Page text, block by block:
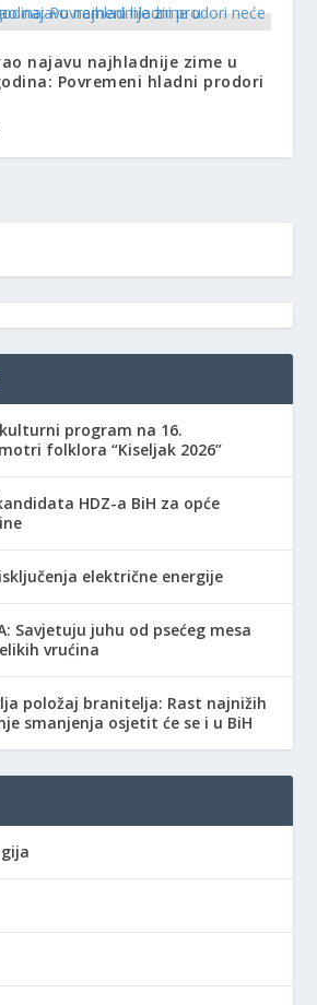
najavu najhladnije zime u
Povremeni hladni prodori
kulturni program na 16.
folklora “Kiseljak 2026”
HDZ-a BiH za opće
električne energije
Savjetuju juhu od psećeg mesa
vrućina
položaj branitelja: Rast najnižih
smanjenja osjetit će se i u BiH